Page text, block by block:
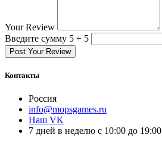
Your Review
Введите сумму 5 + 5
Post Your Review
Контакты
Россия
info@mopsgames.ru
Наш VK
7 дней в неделю с 10:00 до 19:00